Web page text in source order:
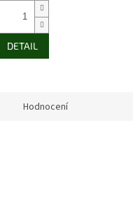
DETAIL
Hodnocení